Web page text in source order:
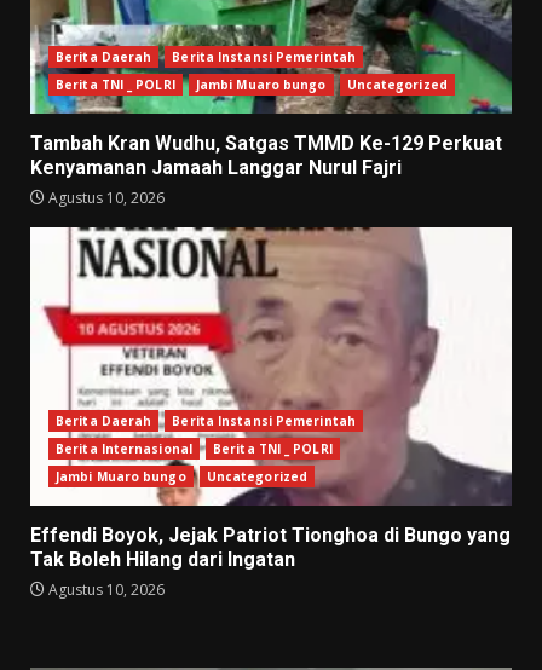
Berita Daerah
Berita Instansi Pemerintah
Berita TNI _ POLRI
Jambi Muaro bungo Uncategorized
Tambah Kran Wudhu, Satgas TMMD Ke-129 Perkuat
Kenyamanan Jamaah Langgar Nurul Fajri
Agustus 10, 2026
Berita Daerah
Berita Instansi Pemerintah
Berita Internasional
Berita TNI _ POLRI
Jambi Muaro bungo
Uncategorized
Effendi Boyok, Jejak Patriot Tionghoa di Bungo yang
Tak Boleh Hilang dari Ingatan
Agustus 10, 2026